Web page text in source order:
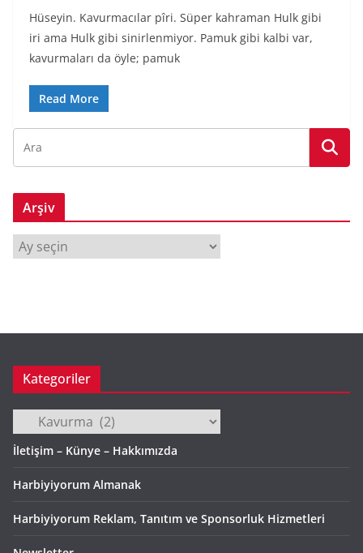
Hüseyin. Kavurmacılar pîri. Süper kahraman Hulk gibi
iri ama Hulk gibi sinirlenmiyor. Pamuk gibi kalbi var,
kavurmaları da öyle; pamuk
Read More
Arşiv
Kategoriler
Kategoriler
İletişim – Künye – Hakkımızda
Harbiyiyorum Almanak
Harbiyiyorum Reklam, Tanıtım ve Sponsorluk Hizmetleri